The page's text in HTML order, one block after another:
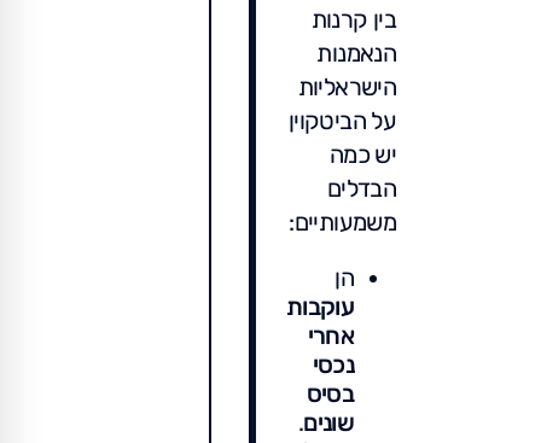
בין קרנות
הנאמנות
הישראליות
על הביטקוין
יש כמה
הבדלים
משמעותיים:
הן
עוקבות
אחרי
נכסי
בסיס
שונים.